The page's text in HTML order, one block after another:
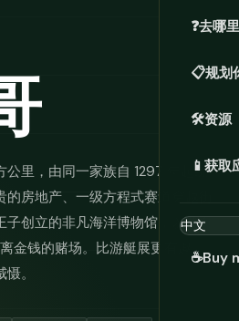
❓去哪
📋规划
🛠️资源
📱 获取
☕Buy
公里，由同一家族自 1297 年起统
房地产、一级方程式赛道穿越街
子创立的非凡海洋博物馆，以及自
金钱的赌场。比游艇展更有趣。
。